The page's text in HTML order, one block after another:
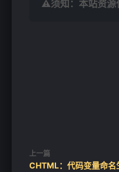
⚠须知：本站资源
上一篇
CHTML：代码变量命名